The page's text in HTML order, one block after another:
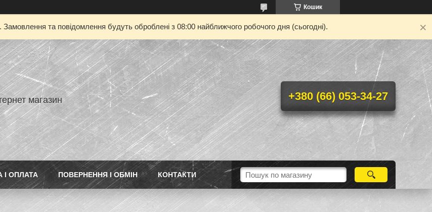
Кошик
Замовлення та повідомлення будуть оброблені з 08:00 найближчого робочого дня (сьогодні).
магазин +380 (66) 053-34-27
І ОПЛАТА ПОВЕРНЕННЯ І ОБМІН КОНТАКТИ